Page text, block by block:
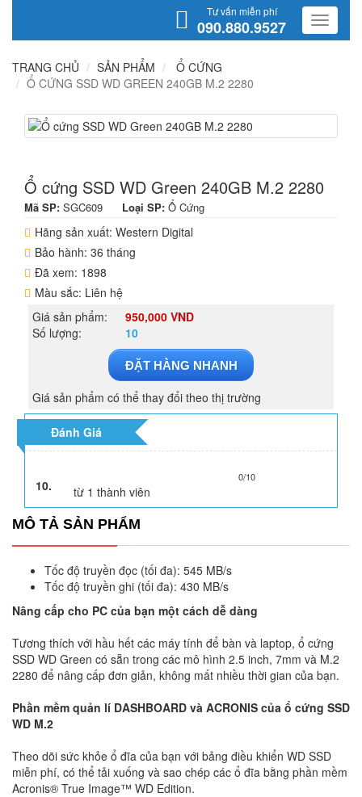
Tư vấn miễn phí
090.880.9527
TRANG CHỦ SẢN PHẨM
Ổ CỨNG
Ổ CỨNG SSD WD GREEN 240GB M.2 2280
Ổ cứng SSD WD Green 240GB M.2 2280
Mã SP: SGC609 Loại SP: Ổ Cứng
Hãng sản xuất: Western Digital
Bảo hành: 36 tháng
Đã xem: 1898
Màu sắc: Liên hệ
Giá sản phẩm:
950,000 VND
Số lượng:
10
ĐẶT HÀNG NHANH
Giá sản phẩm có thể thay đổi theo thị trường
Đánh Giá
10.
0/10
từ 1 thành viên
MÔ TẢ SẢN PHẨM
Tốc độ truyền đọc (tối đa): 545 MB/s
Tốc độ truyền ghi (tối đa): 430 MB/s
Nâng cấp cho PC của bạn một cách dễ dàng
Tương thích với hầu hết các máy tính để bàn và laptop, ổ cứng
SSD WD Green có sẵn trong các mô hình 2.5 inch, 7mm và M.2
2280 để nâng cấp đơn giản, không mất nhiều thời gian của bạn.
Phần mềm quản lí DASHBOARD và ACRONIS của ổ cứng SSD
WD M.2
Theo dõi sức khỏe ổ đĩa của bạn với bảng điều khiển WD SSD
miễn phí, có thể tải xuống và sao chép các ổ đĩa bằng phần mềm
Acronis® True Image™ WD Edition.